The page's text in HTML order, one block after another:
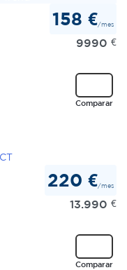
158 €/mes
9990 €
Comparar
220 €/mes
13.990 €
Comparar